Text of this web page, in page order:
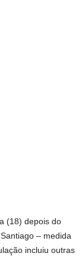
(18) depois do
– medida
incluiu outras